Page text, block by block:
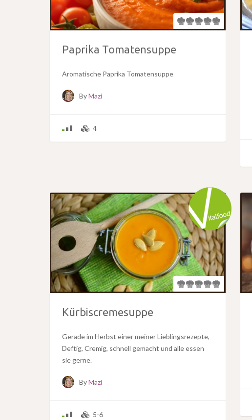
Paprika Tomatensuppe
Aromatische Paprika Tomatensuppe
ByMazi
4
Kürbiscremesuppe
Gerade im Herbst einer meiner Lieblingsrezepte,
Deftig, Cremig, schnell gemacht und alle essen
sie gerne.
ByMazi
5-6